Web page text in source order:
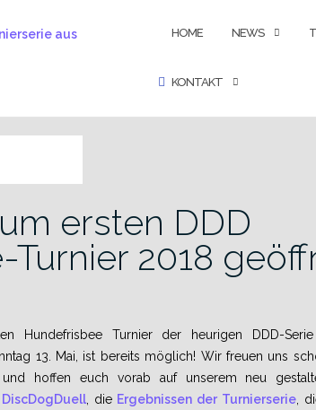
HOME NEWS
KONTAKT
ersten DDD
2018
Hundefrisbee Turnier der heurigen DDD-
13. Mai, ist bereits möglich! Wir freuen uns
hoffen euch vorab auf unserem neu
DiscDogDuell, die Ergebnissen der Turnierserie ,